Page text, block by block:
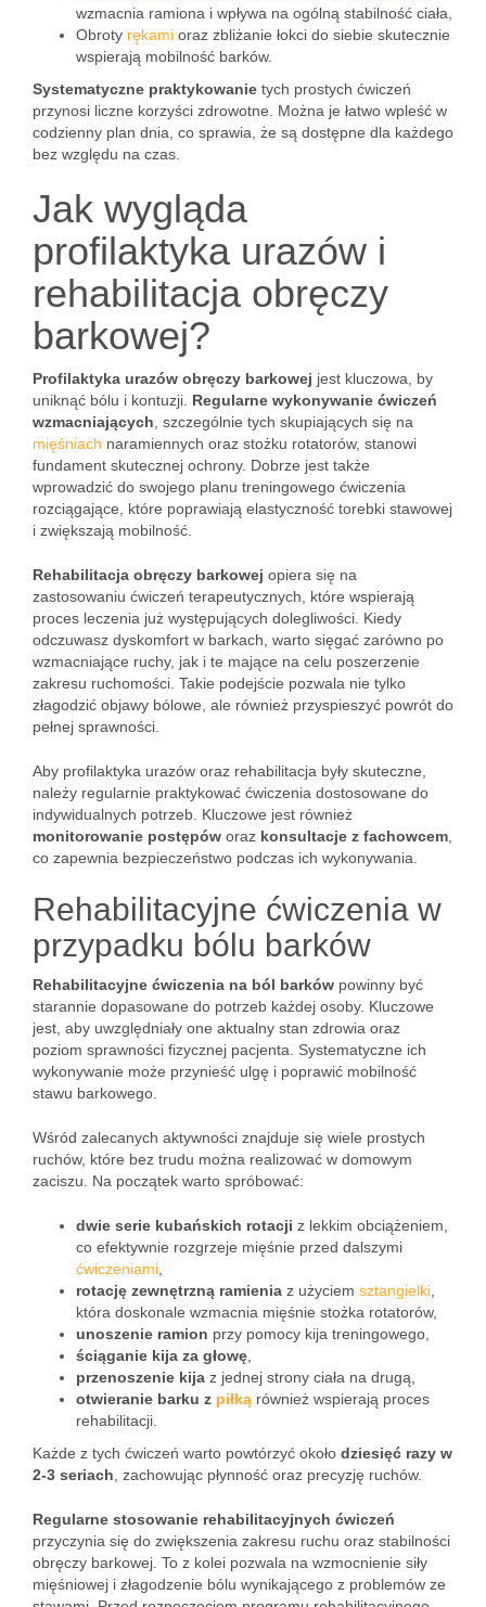
wzmacnia ramiona i wpływa na ogólną stabilność ciała,
Obroty rękami oraz zbliżanie łokci do siebie skutecznie
wspierają mobilność barków.
Systematyczne praktykowanie tych prostych ćwiczeń
przynosi liczne korzyści zdrowotne. Można je łatwo wpleść w
codzienny plan dnia, co sprawia, że są dostępne dla każdego
bez względu na czas.
Jak wygląda
profilaktyka urazów i
rehabilitacja obręczy
barkowej?
Profilaktyka urazów obręczy barkowej jest kluczowa, by
uniknąć bólu i kontuzji. Regularne wykonywanie ćwiczeń
wzmacniających , szczególnie tych skupiających się na
mięśniach naramiennych oraz stożku rotatorów, stanowi
fundament skutecznej ochrony. Dobrze jest także
wprowadzić do swojego planu treningowego ćwiczenia
rozciągające, które poprawiają elastyczność torebki stawowej
i zwiększają mobilność.
Rehabilitacja obręczy barkowej opiera się na
zastosowaniu ćwiczeń terapeutycznych, które wspierają
proces leczenia już występujących dolegliwości. Kiedy
odczuwasz dyskomfort w barkach, warto sięgać zarówno po
wzmacniające ruchy, jak i te mające na celu poszerzenie
zakresu ruchomości. Takie podejście pozwala nie tylko
złagodzić objawy bólowe, ale również przyspieszyć powrót do
pełnej sprawności.
Aby profilaktyka urazów oraz rehabilitacja były skuteczne,
należy regularnie praktykować ćwiczenia dostosowane do
indywidualnych potrzeb. Kluczowe jest również
monitorowanie postępów oraz konsultacje z fachowcem
co zapewnia bezpieczeństwo podczas ich wykonywania.
Rehabilitacyjne ćwiczenia w
przypadku bólu barków
Rehabilitacyjne ćwiczenia na ból barków powinny być
starannie dopasowane do potrzeb każdej osoby. Kluczowe
jest, aby uwzględniały one aktualny stan zdrowia oraz
poziom sprawności fizycznej pacjenta. Systematyczne ich
wykonywanie może przynieść ulgę i poprawić mobilność
stawu barkowego.
Wśród zalecanych aktywności znajduje się wiele prostych
ruchów, które bez trudu można realizować w domowym
zaciszu. Na początek warto spróbować:
dwie serie kubańskich rotacji z lekkim obciążeniem,
co efektywnie rozgrzeje mięśnie przed dalszymi
ćwiczeniami
rotację zewnętrzną ramienia z użyciem sztangielki
która doskonale wzmacnia mięśnie stożka rotatorów,
unoszenie ramion przy pomocy kija treningowego,
ściąganie kija za głowę
przenoszenie kija z jednej strony ciała na drugą,
otwieranie barku z piłką również wspierają proces
rehabilitacji.
Każde z tych ćwiczeń warto powtórzyć około dziesięć razy w
2-3 seriach , zachowując płynność oraz precyzję ruchów.
Regularne stosowanie rehabilitacyjnych ćwiczeń
przyczynia się do zwiększenia zakresu ruchu oraz stabilności
obręczy barkowej. To z kolei pozwala na wzmocnienie siły
mięśniowej i złagodzenie bólu wynikającego z problemów ze